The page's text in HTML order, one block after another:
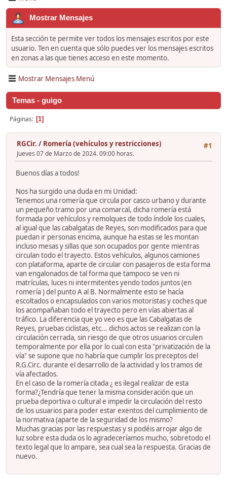
Mostrar Mensajes
Esta sección te permite ver todos los mensajes escritos por este
usuario. Ten en cuenta que sólo puedes ver los mensajes escritos
en zonas a las que tienes acceso en este momento.
Mostrar Mensajes Menú
Temas - guigo
Páginas 1
#1
RGCir. / Romería (vehículos y restricciones)
Jueves 07 de Marzo de 2024. 09:00 horas.
Buenos días a todos!
Nos ha surgido una duda en mi Unidad:
Tenemos una romería que circula por casco urbano y durante
un pequeño tramo por una comarcal, dicha romería está
formada por vehículos y remolques de todo índole los cuales,
al igual que las cabalgatas de Reyes, son modificados para que
puedan ir personas encima, aunque ha estas se les montan
incluso mesas y sillas que son ocupados por gente mientras
circulan todo el trayecto. Estos vehículos, algunos camiones
con plataforma, aparte de circular con pasajeros de esta forma
van engalonados de tal forma que tampoco se ven ni
matrículas, luces ni intermitentes yendo todos juntos (en
romería ) del punto A al B. Normalmente esto se hacía
escoltados o encapsulados con varios motoristas y coches que
los acompañaban todo el trayecto pero en vías abiertas al
tráfico. La diferencia que yo veo es que las Cabalgatas de
Reyes, pruebas ciclistas, etc... dichos actos se realizan con la
circulación cerrada, sin riesgo de que otros usuarios circulen
temporalmente por ella por lo cual con esta "privatización de la
vía" se supone que no habría que cumplir los preceptos del
R.G.Circ. durante el desarrollo de la actividad y los tramos de
vía afectados.
En el caso de la romería citada ¿ es ilegal realizar de esta
forma?¿Tendría que tener la misma consideración que un
prueba deportiva o cultural e impedir la circulación del resto
de los usuarios para poder estar exentos del cumplimiento de
la normativa (aparte de la seguridad de los mismo?
Muchas gracias por las respuestas y si podéis arrojar algo de
luz sobre esta duda os lo agradeceríamos mucho, sobretodo el
texto legal que lo ampare, sea cual sea la respuesta. Gracias de
nuevo.